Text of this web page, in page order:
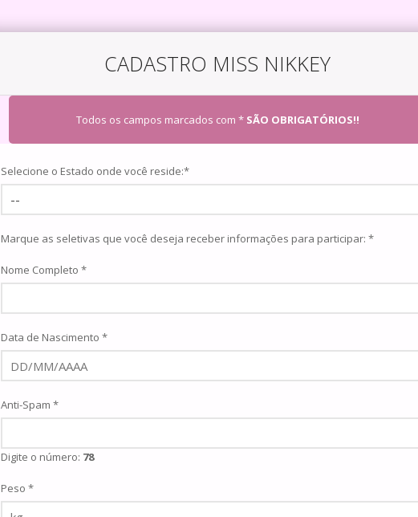
CADASTRO MISS NIKKEY
Todos os campos marcados com * SÃO OBRIGATÓRIOS!!
Selecione o Estado onde você reside:*
Marque as seletivas que você deseja receber informações para participar: *
Nome Completo *
Data de Nascimento *
Anti-Spam *
Digite o número: 78
Peso *